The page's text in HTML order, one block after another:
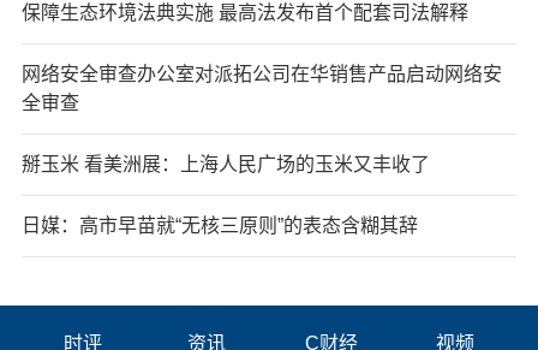
保障生态环境法典实施 最高法发布首个配套司法解释
网络安全审查办公室对派拓公司在华销售产品启动网络安
全审查
掰玉米 看美洲展：上海人民广场的玉米又丰收了
日媒：高市早苗就“无核三原则”的表态含糊其辞
时评 资讯 C财经 视频